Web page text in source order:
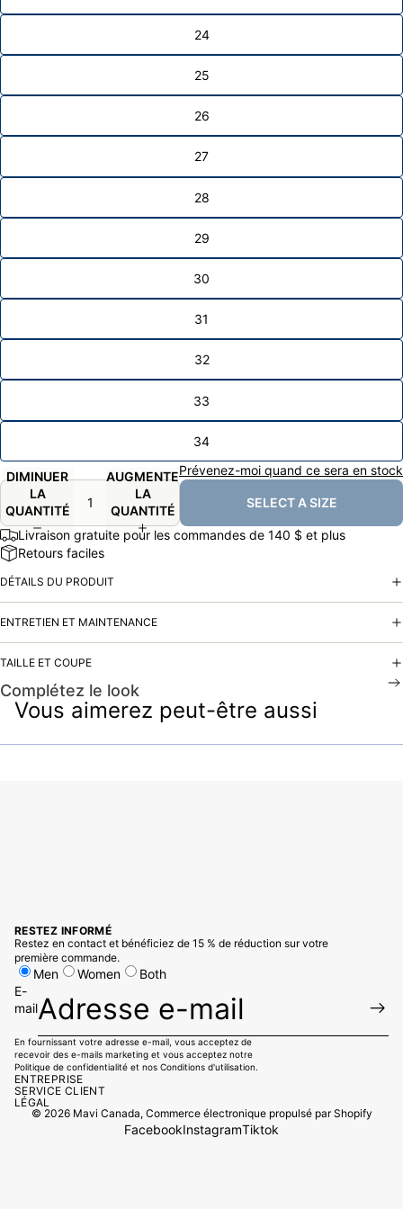
24
25
26
27
28
29
30
31
32
33
34
Prévenez-moi quand ce sera en stock
DIMINUER
LA
QUANTITÉ
AUGMENTER
LA
QUANTITÉ
SELECT A SIZE
Livraison gratuite pour les commandes de 140 $ et plus
Retours faciles
DÉTAILS DU PRODUIT
ENTRETIEN ET MAINTENANCE
TAILLE ET COUPE
Complétez le look
Vous aimerez peut-être aussi
RESTEZ INFORMÉ
Restez en contact et bénéficiez de 15 % de réduction sur votre
première commande.
Men Women
Both
E-
mail
En fournissant votre adresse e-mail, vous acceptez de
recevoir des e-mails marketing et vous acceptez notre
Politique de confidentialité et nos Conditions d'utilisation.
ENTREPRISE
SERVICE CLIENT
LÉGAL
© 2026 Mavi Canada, Commerce électronique propulsé par Shopify
FacebookInstagramTiktok